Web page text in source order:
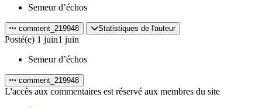
Semeur d’échos
comment_219948 Statistiques de l'auteur
Posté(e) 1 juin1 juin
Semeur d’échos
comment_219948
L'accès aux commentaires est réservé aux membres du site